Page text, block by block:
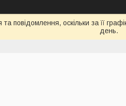
повідомлення, оскільки за її
день.